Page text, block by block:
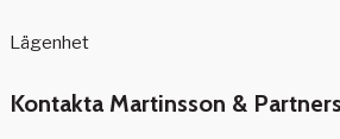
Lägenhet
Kontakta Martinsson & Partners